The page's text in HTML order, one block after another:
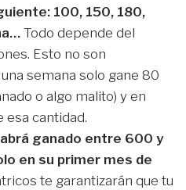
100, 150, 180,
Todo depende del
Esto no son
semana solo gane 80
o algo malito) y en
esa cantidad.
ganado entre 600 y
en su primer mes de
te garantizarán que tu